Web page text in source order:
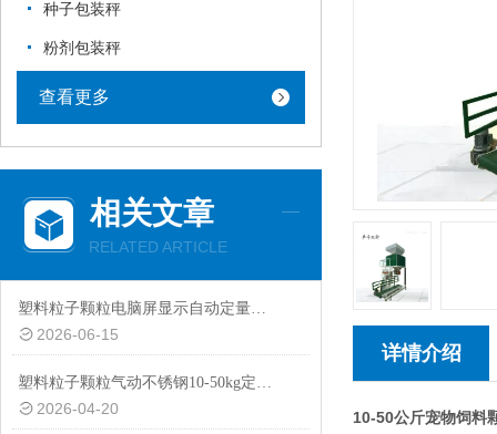
种子包装秤
粉剂包装秤
查看更多
相关文章
RELATED ARTICLE
塑料粒子颗粒电脑屏显示自动定量包装秤20-50kg
2026-06-15
塑料粒子颗粒气动不锈钢10-50kg定量包装秤设备
2026-04-20
详情介绍
10-50公斤宠物饲料